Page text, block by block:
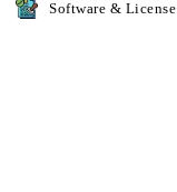
Software & License